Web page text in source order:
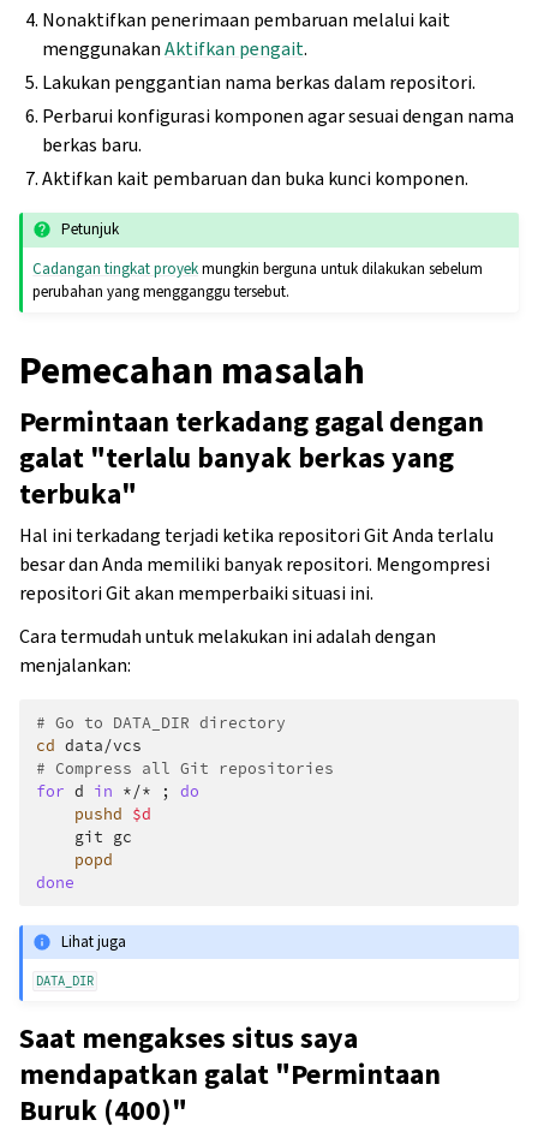
Nonaktifkan penerimaan pembaruan melalui kait
menggunakanAktifkan pengait.
Lakukan penggantian nama berkas dalam repositori.
Perbarui konfigurasi komponen agar sesuai dengan nama
berkas baru.
Aktifkan kait pembaruan dan buka kunci komponen.
Petunjuk
Cadangan tingkat proyekmungkin berguna untuk dilakukan sebelum
perubahan yang mengganggu tersebut.
Pemecahan masalah
Permintaan terkadang gagal dengan
galat "terlalu banyak berkas yang
terbuka"
Hal ini terkadang terjadi ketika repositori Git Anda terlalu
besar dan Anda memiliki banyak repositori. Mengompresi
repositori Git akan memperbaiki situasi ini.
Cara termudah untuk melakukan ini adalah dengan
menjalankan:
# Go to DATA_DIR directory
cd
# Compress all Git repositories
for d in */* ;
do
pushd $d
git
popd
done
Lihat juga
DATA_DIR
Saat mengakses situs saya
mendapatkan galat "Permintaan
Buruk (400)"